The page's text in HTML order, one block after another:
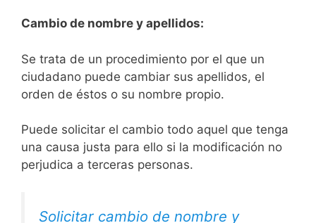
Cambio de nombre y apellidos:
Se trata de un procedimiento por el que un
ciudadano puede cambiar sus apellidos, el
orden de éstos o su nombre propio.
Puede solicitar el cambio todo aquel que tenga
una causa justa para ello si la modificación no
perjudica a terceras personas.
Solicitar cambio de nombre y